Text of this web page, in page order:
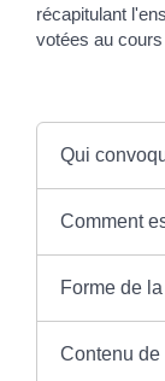
récapitulant
votées au
Qui
Comment
Forme de
Contenu de